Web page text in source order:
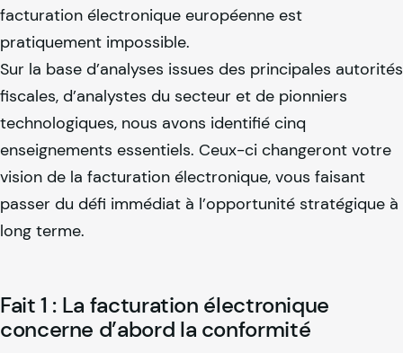
facturation électronique européenne est
pratiquement impossible.
Sur la base d’analyses issues des principales autorités
fiscales, d’analystes du secteur et de pionniers
technologiques, nous avons identifié cinq
enseignements essentiels. Ceux-ci changeront votre
vision de la facturation électronique, vous faisant
passer du défi immédiat à l’opportunité stratégique à
long terme.
Fait 1 : La facturation électronique
concerne d’abord la conformité